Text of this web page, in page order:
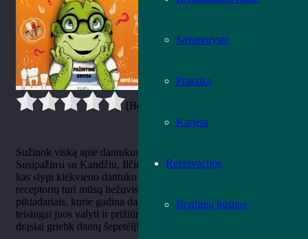
Savanorystė
Praktika
Karjera
Rezervacijos
Išradimų būstinė
[Bendrai:
Sužinok viską apie dantukus kartu su šauniuoju drakoniuku!
Susipažinsi su Kandžiu, Ilčiu, Kapliu ir Krūminiu, išsiaiškinsi,
kas slypi kiekvieno dantuko viduje ir kiek daug skonio
receptorių turi mūsų liežuvis. Taip pat susipažinsi su
piktadariais, kurie gadina dantukus ir, žinoma, sužinosi, kaip
teisingai juos valyti ir prižiūrėti, kad būtų sveiki. Nesnausk ir
drąsiai griebk dantų šepetėlį!